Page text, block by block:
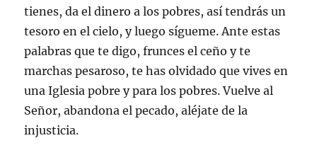
tienes, da el dinero a los pobres, así tendrás un
tesoro en el cielo, y luego sígueme. Ante estas
palabras que te digo, frunces el ceño y te
marchas pesaroso, te has olvidado que vives en
una Iglesia pobre y para los pobres. Vuelve al
Señor, abandona el pecado, aléjate de la
injusticia.